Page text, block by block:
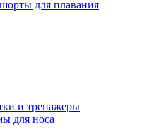
для плавания
и тренажеры
для носа